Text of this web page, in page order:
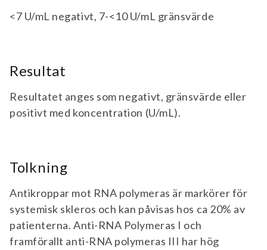
<7 U/mL negativt, 7-<10 U/mL gränsvärde
Resultat
Resultatet anges som negativt, gränsvärde eller
positivt med koncentration (U/mL).
Tolkning
Antikroppar mot RNA polymeras är markörer för
systemisk skleros och kan påvisas hos ca 20% av
patienterna. Anti-RNA Polymeras I och
framförallt anti-RNA polymeras III har hög